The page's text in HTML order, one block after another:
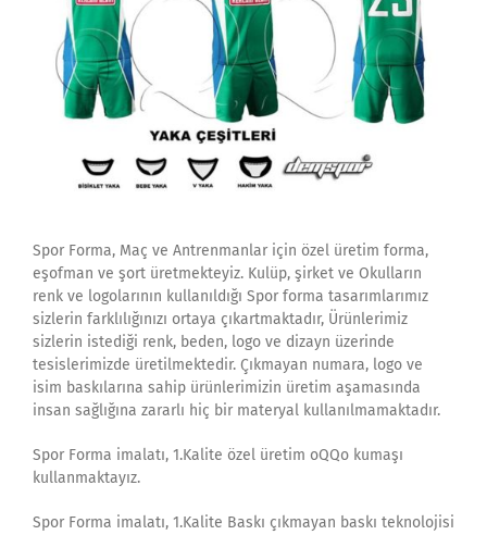
Spor Forma, Maç ve Antrenmanlar için özel üretim forma,
eşofman ve şort üretmekteyiz. Kulüp, şirket ve Okulların
renk ve logolarının kullanıldığı Spor forma tasarımlarımız
sizlerin farklılığınızı ortaya çıkartmaktadır, Ürünlerimiz
sizlerin istediği renk, beden, logo ve dizayn üzerinde
tesislerimizde üretilmektedir. Çıkmayan numara, logo ve
isim baskılarına sahip ürünlerimizin üretim aşamasında
insan sağlığına zararlı hiç bir materyal kullanılmamaktadır.
Spor Forma imalatı, 1.Kalite özel üretim oQQo kumaşı
kullanmaktayız.
Spor Forma imalatı, 1.Kalite Baskı çıkmayan baskı teknolojisi